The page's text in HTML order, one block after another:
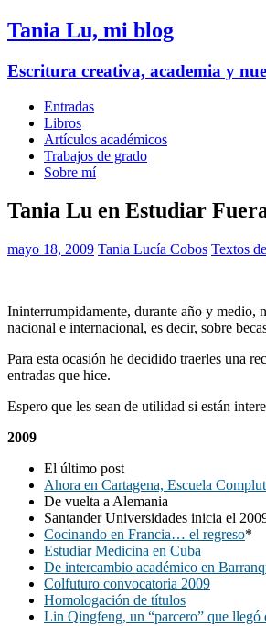
Tania Lu, mi blog
Escritura creativa, academia y
Entradas
Libros
Artículos académicos
Trabajos de grado
Sobre mí
Tania Lu en Estudiar
mayo 18, 2009 Tania Lucía Cobos Textos
Ininterrumpidamente, durante año y medio,
nacional e internacional, es decir, sobre
Para esta ocasión he decidido traerles una
entradas que hice.
Espero que les sean de utilidad si están
2009
El último post
Ahora en Cartagena, Escuela
De vuelta a Alemania
Santander Universidades inicia el
Cocinando en Francia… el regreso*
Estudiar Medicina en Cuba
De intercambio académico en
Colfuturo convocatoria 2009
Homologación de títulos
Lin Qingfeng, un “parcero” que llegó